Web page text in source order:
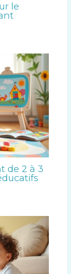
le
de 2 à 3